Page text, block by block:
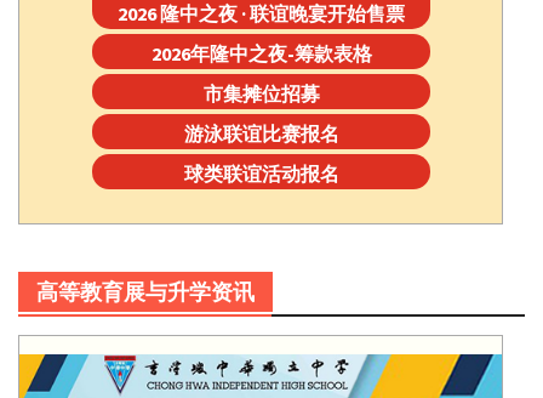
2026 隆中之夜 · 联谊晚宴开始售票
2026年隆中之夜-筹款表格
市集摊位招募
游泳联谊比赛报名
球类联谊活动报名
高等教育展与升学资讯